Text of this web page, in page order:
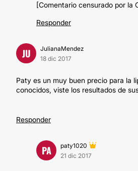
[Comentario censurado por la
Responder
JU
JulianaMendez
18 dic 2017
Paty es un muy buen precio para la
conocidos, viste los resultados de
Responder
PA
paty1020
21 dic 2017